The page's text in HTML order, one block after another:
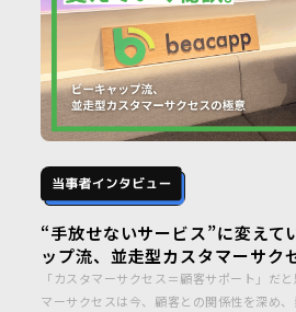
“手放せないサービス”に変えて
ップ流、並走型カスタマーサク
「カスタマーサクセス＝顧客サポート」だ
マーサクセスは今、顧客との関係性を深め